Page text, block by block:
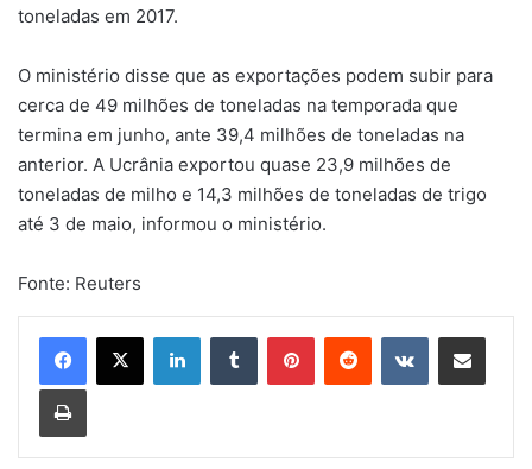
toneladas em 2017.
O ministério disse que as exportações podem subir para
cerca de 49 milhões de toneladas na temporada que
termina em junho, ante 39,4 milhões de toneladas na
anterior. A Ucrânia exportou quase 23,9 milhões de
toneladas de milho e 14,3 milhões de toneladas de trigo
até 3 de maio, informou o ministério.
Fonte: Reuters
LinkedinTumblr PinterestReddit VK Compartilhar via e-mail
Imprimir